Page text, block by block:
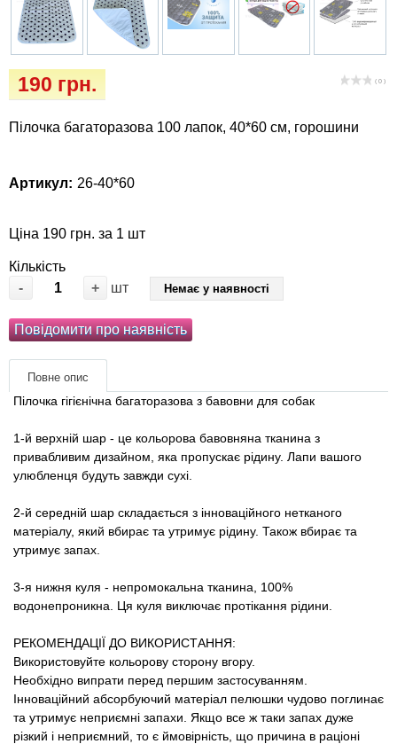
( 0 )
190 грн.
Пілочка багаторазова 100 лапок, 40*60 см, горошини
Артикул: 26-40*60
Ціна 190 грн. за 1 шт
Кількість
-
+ шт Немає у наявності
Повідомити про наявність
Повне опис
Пілочка гігієнічна багаторазова з бавовни для собак
1-й верхній шар - це кольорова бавовняна тканина з
привабливим дизайном, яка пропускає рідину. Лапи вашого
улюбленця будуть завжди сухі.
2-й середній шар складається з інноваційного нетканого
матеріалу, який вбирає та утримує рідину. Також вбирає та
утримує запах.
3-я нижня куля - непромокальна тканина, 100%
водонепроникна. Ця куля виключає протікання рідини.
РЕКОМЕНДАЦІЇ ДО ВИКОРИСТАННЯ:
Використовуйте кольорову сторону вгору.
Необхідно випрати перед першим застосуванням.
Інноваційний абсорбуючий матеріал пелюшки чудово поглинає
та утримує неприємні запахи. Якщо все ж таки запах дуже
різкий і неприємний, то є ймовірність, що причина в раціоні
Ласощі та корми
собак
Лежаки, будиночки, охолоджуючи
Післяопераційні засоби та витратні
Подарункові сертифікати
Товари для голубів
Товари для гризунів
Товари для людей
Хозряд - господарчі товари оптом
Архів / Знято з виробництва